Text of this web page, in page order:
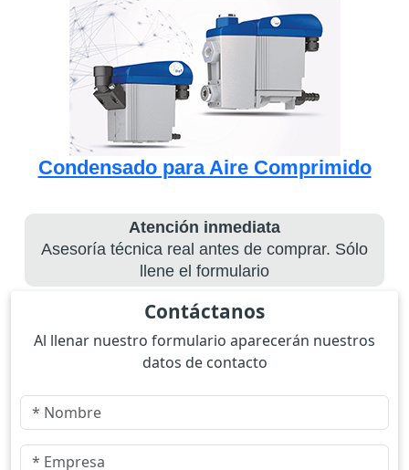
Condensado para Aire Comprimido
Atención inmediata
Asesoría técnica real antes de comprar. Sólo
llene el formulario
Contáctanos
Al llenar nuestro formulario aparecerán nuestros
datos de contacto